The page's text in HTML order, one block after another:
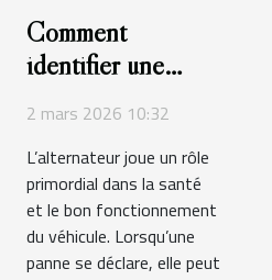
Comment
identifier une
panne
d'alternateur et les
étapes à suivre ?
2 mars 2026 10:32
L’alternateur joue un rôle
primordial dans la santé
et le bon fonctionnement
du véhicule. Lorsqu’une
panne se déclare, elle peut